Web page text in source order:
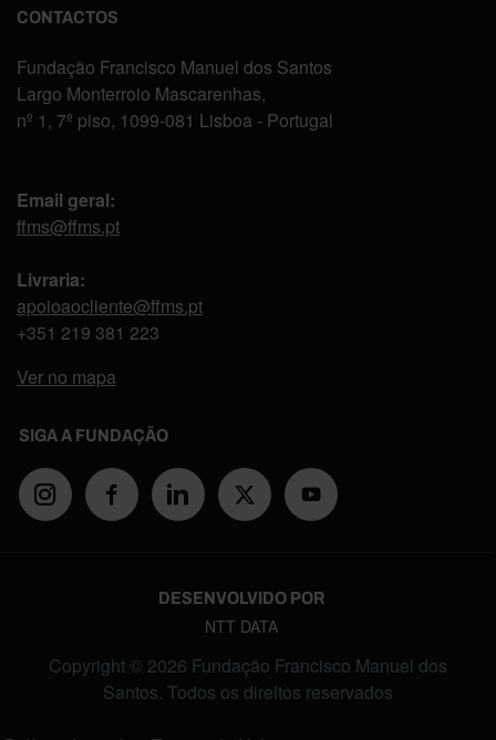
CONTACTOS
Fundação Francisco Manuel dos Santos
Largo Monterroio Mascarenhas,
nº 1, 7º piso, 1099-081 Lisboa - Portugal
Email geral:
ffms@ffms.pt
Livraria:
apoioaocliente@ffms.pt
+351 219 381 223
Ver no mapa
SIGA A FUNDAÇÃO
DESENVOLVIDO POR
NTT DATA
Copyright © 2026 Fundação Francisco Manuel dos
Santos. Todos os direitos reservados